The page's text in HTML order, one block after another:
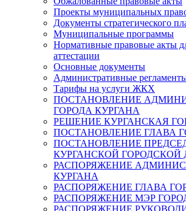
Проекты муниципальных
Документы стратегического
Муниципальные программы
Нормативные правовые акты
аттестации
Основные документы
Административные
Тарифы на услуги ЖКХ
ПОСТАНОВЛЕНИЕ
ГОРОДА КУРГАНА
РЕШЕНИЕ КУРГАНСКАЯ
ПОСТАНОВЛЕНИЕ ГЛАВА
ПОСТАНОВЛЕНИЕ
КУРГАНСКОЙ
РАСПОРЯЖЕНИЕ
КУРГАНА
РАСПОРЯЖЕНИЕ ГЛАВА
РАСПОРЯЖЕНИЕ МЭР
РАСПОРЯЖЕНИЕ